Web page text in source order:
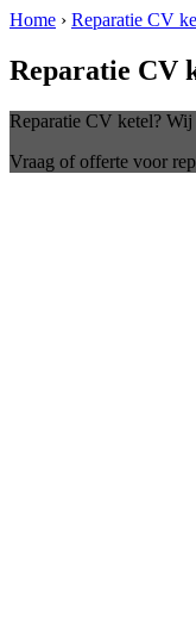
Home › Reparatie CV
Reparatie CV
Reparatie CV ketel?
Vraag of offerte voor